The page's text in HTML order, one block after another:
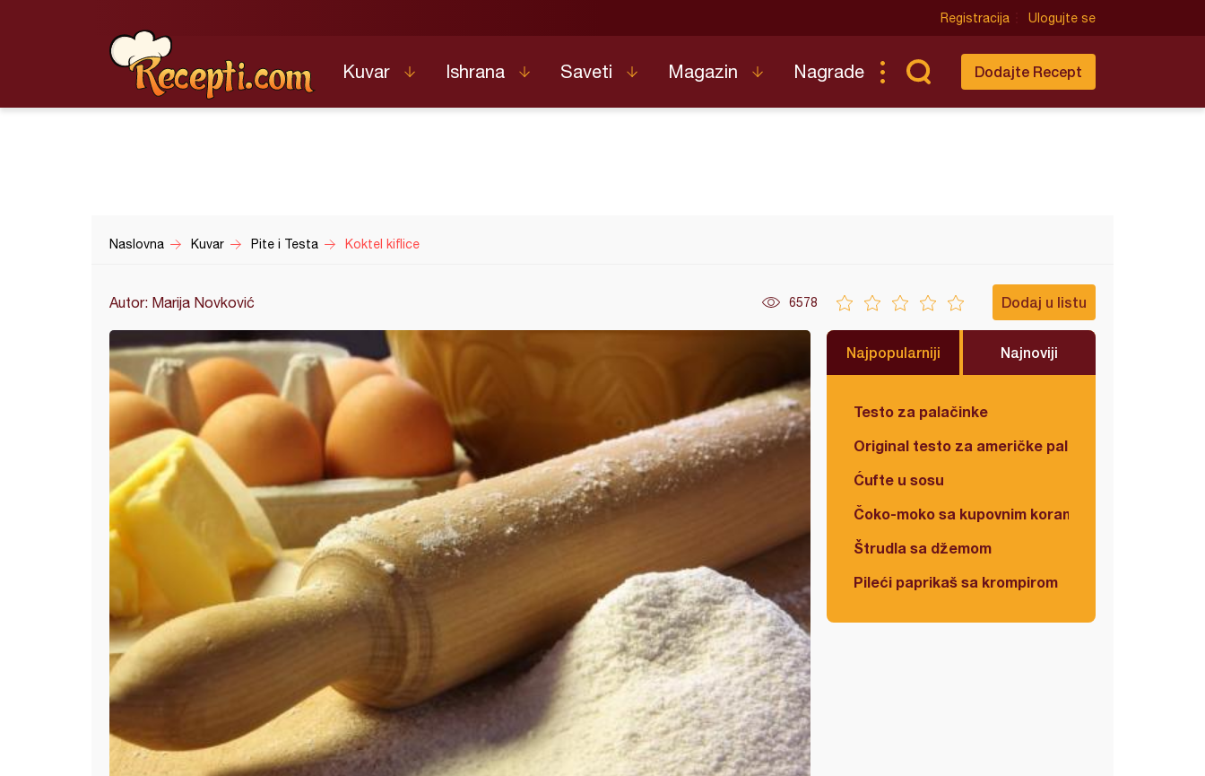
Registracija Ulogujte se
Kuvar Ishrana Saveti Magazin Nagrade Dodajte Recept
Naslovna Kuvar Pite i Testa Koktel kiflice
Autor: Marija Novković 6578 Dodaj u listu
Najpopularniji Najnoviji
Testo za palačinke
Original testo za američke palačinke
Ćufte u sosu
Čoko-moko sa kupovnim korama
Štrudla sa džemom
Pileći paprikaš sa krompirom